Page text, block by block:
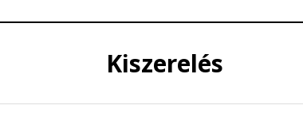
Kiszerelés